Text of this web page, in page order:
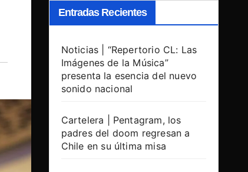
Entradas Recientes
Noticias | “Repertorio CL: Las
Imágenes de la Música”
presenta la esencia del nuevo
sonido nacional
Cartelera | Pentagram, los
padres del doom regresan a
Chile en su última misa